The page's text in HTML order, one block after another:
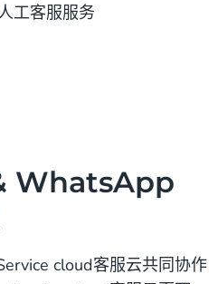
工客服服务
WhatsApp
cloud客服云共同协作